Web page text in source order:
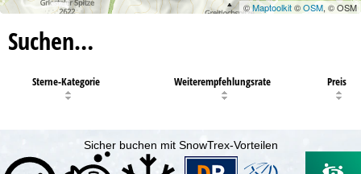
©Maptoolkit©OSM, © OSM
Suchen…
Sterne-Kategorie Weiterempfehlungsrate Preis
Sicher buchen mit SnowTrex-Vorteilen